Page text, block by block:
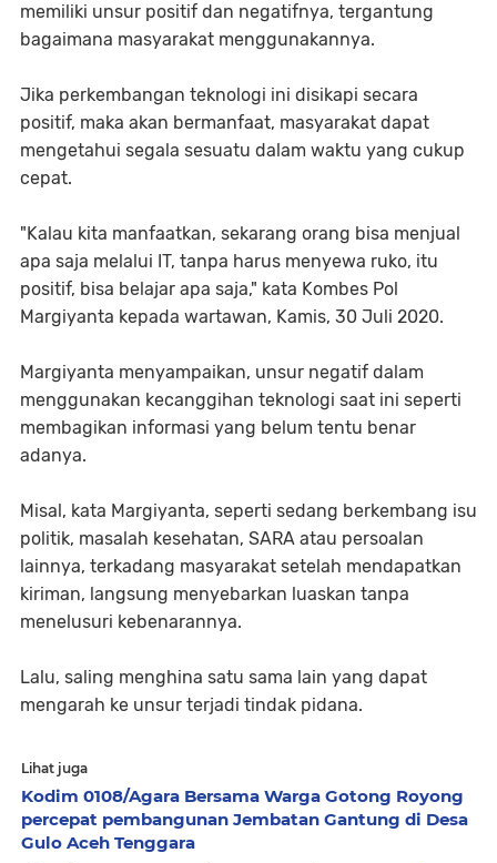
memiliki unsur positif dan negatifnya, tergantung
bagaimana masyarakat menggunakannya.
Jika perkembangan teknologi ini disikapi secara
positif, maka akan bermanfaat, masyarakat dapat
mengetahui segala sesuatu dalam waktu yang cukup
cepat.
"Kalau kita manfaatkan, sekarang orang bisa menjual
apa saja melalui IT, tanpa harus menyewa ruko, itu
positif, bisa belajar apa saja," kata Kombes Pol
Margiyanta kepada wartawan, Kamis, 30 Juli 2020.
Margiyanta menyampaikan, unsur negatif dalam
menggunakan kecanggihan teknologi saat ini seperti
membagikan informasi yang belum tentu benar
adanya.
Misal, kata Margiyanta, seperti sedang berkembang isu
politik, masalah kesehatan, SARA atau persoalan
lainnya, terkadang masyarakat setelah mendapatkan
kiriman, langsung menyebarkan luaskan tanpa
menelusuri kebenarannya.
Lalu, saling menghina satu sama lain yang dapat
mengarah ke unsur terjadi tindak pidana.
Lihat juga
Kodim 0108/Agara Bersama Warga Gotong Royong
percepat pembangunan Jembatan Gantung di Desa
Gulo Aceh Tenggara